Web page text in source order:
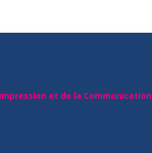
et de la Communication